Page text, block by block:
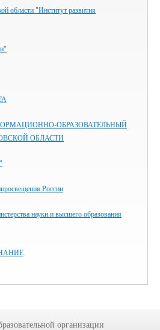
области "Институт развития
ОБРАЗОВАТЕЛЬНЫЙ
ОБЛАСТИ
России
науки и высшего образования
организации